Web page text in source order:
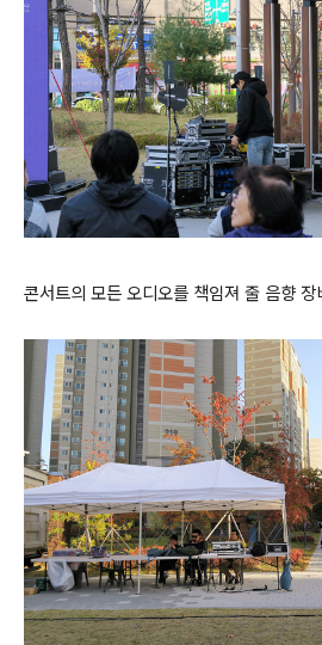
콘서트의 모든 오디오를 책임져 줄 음향 장